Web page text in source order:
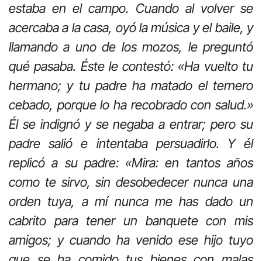
estaba en el campo. Cuando al volver se
acercaba a la casa, oyó la música y el baile, y
llamando a uno de los mozos, le preguntó
qué pasaba. Éste le contestó: «Ha vuelto tu
hermano; y tu padre ha matado el ternero
cebado, porque lo ha recobrado con salud.»
Él se indignó y se negaba a entrar; pero su
padre salió e intentaba persuadirlo. Y él
replicó a su padre: «Mira: en tantos años
como te sirvo, sin desobedecer nunca una
orden tuya, a mí nunca me has dado un
cabrito para tener un banquete con mis
amigos; y cuando ha venido ese hijo tuyo